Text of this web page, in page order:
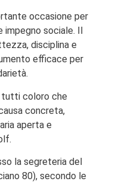
occasione per
sociale. Il
disciplina e
efficace per
tutti coloro che
concreta,
aperta e
la segreteria del
80), secondo le